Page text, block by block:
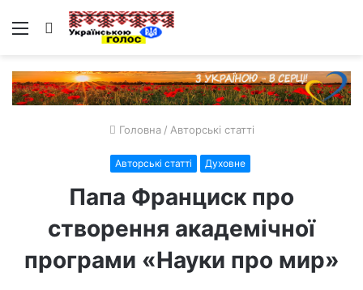
Меню Пошук
Головна / Авторські статті
Авторські статті Духовне
Папа Франциск про
створення академічної
програми «Науки про мир»